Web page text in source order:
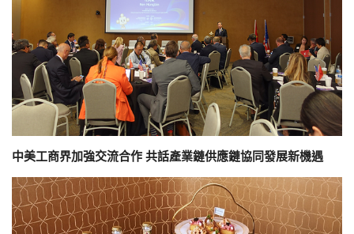
中美工商界加強交流合作 共話產業鏈供應鏈協同發展新機遇